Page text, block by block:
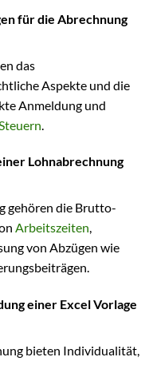
für die Abrechnung
das
Aspekte und die
Anmeldung und
Steuern
Lohnabrechnung
gehören die Brutto-
Arbeitszeiten,
von Abzügen wie
einer Excel Vorlage
bieten Individualität,